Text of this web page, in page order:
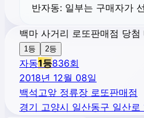
반자동: 일부는 구매자가
백마 사거리 로또판매점 당첨
1등 2등
자동1등836회
2018년 12월 08일
백석고앞 정류장 로또판매점
경기 고양시 일산동구 일산로